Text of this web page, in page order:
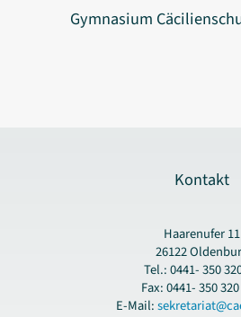
Gymnasium
Kontakt
Haarenufer 11
26122
Tel.: 0441- 350
Fax: 0441- 350
E-Mail: